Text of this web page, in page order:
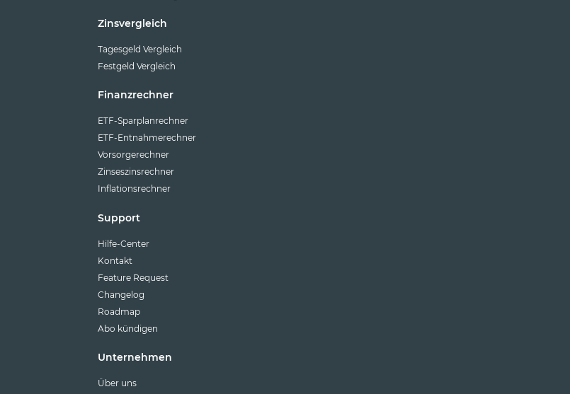
Zinsvergleich
Tagesgeld Vergleich
Festgeld Vergleich
Finanzrechner
ETF-Sparplanrechner
ETF-Entnahmerechner
Vorsorgerechner
Zinseszinsrechner
Inflationsrechner
Support
Hilfe-Center
Kontakt
Feature Request
Changelog
Roadmap
Abo kündigen
Unternehmen
Über uns